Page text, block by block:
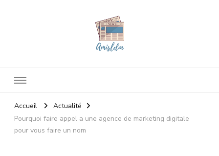
Accueil
Actualité
Pourquoi faire appel a une agence de marketing digitale
pour vous faire un nom